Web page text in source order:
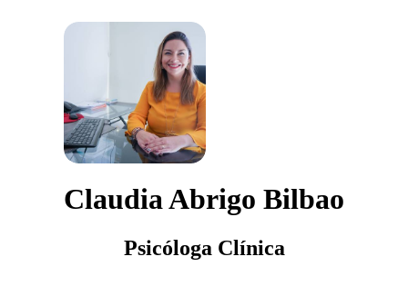
Claudia Abrigo Bilbao
Psicóloga Clínica